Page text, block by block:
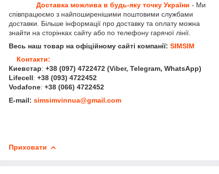
Доставка можлива в будь-яку точку України - Ми
співпрацюємо з найпоширенішими поштовими службами
доставки. Більше інформації про доставку та оплату можна
знайти на сторінках сайту або по телефону гарячої лінії.
Весь наш товар на офіційному сайті компанії: SIMSIM
Контакти:
Киевстар: +38 (097) 4722472 (Viber, Telegram, WhatsApp)
Lifecell: +38 (093) 4722452
Vodafone: +38 (066) 4722452
E-mail: simsimvinnua@gmail.com
Приховати